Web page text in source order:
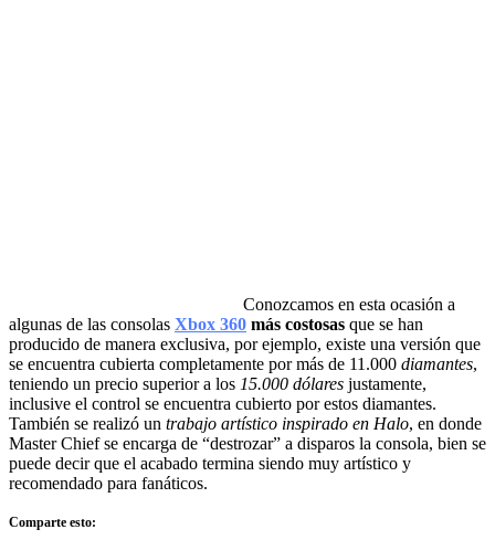
Conozcamos en esta ocasión a
algunas de las consolas Xbox 360 más costosas que se han
producido de manera exclusiva, por ejemplo, existe una versión que
se encuentra cubierta completamente por más de 11.000 diamantes,
teniendo un precio superior a los 15.000 dólares justamente,
inclusive el control se encuentra cubierto por estos diamantes.
También se realizó un trabajo artístico inspirado en Halo, en donde
Master Chief se encarga de “destrozar” a disparos la consola, bien se
puede decir que el acabado termina siendo muy artístico y
recomendado para fanáticos.
Comparte esto: